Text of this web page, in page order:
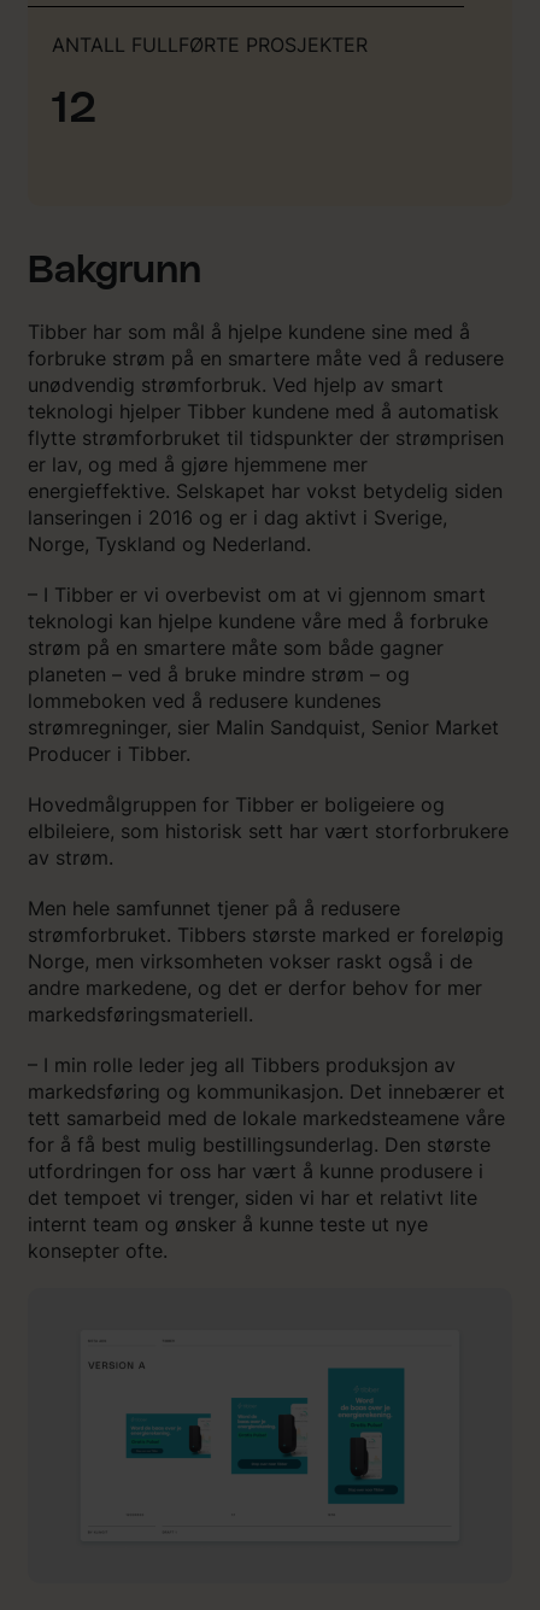
ANTALL FULLFØRTE PROSJEKTER
12
Bakgrunn
Tibber har som mål å hjelpe kundene sine med å
forbruke strøm på en smartere måte ved å redusere
unødvendig strømforbruk. Ved hjelp av smart
teknologi hjelper Tibber kundene med å automatisk
flytte strømforbruket til tidspunkter der strømprisen
er lav, og med å gjøre hjemmene mer
energieffektive. Selskapet har vokst betydelig siden
lanseringen i 2016 og er i dag aktivt i Sverige,
Norge, Tyskland og Nederland.
– I Tibber er vi overbevist om at vi gjennom smart
teknologi kan hjelpe kundene våre med å forbruke
strøm på en smartere måte som både gagner
planeten – ved å bruke mindre strøm – og
lommeboken ved å redusere kundenes
strømregninger, sier Malin Sandquist, Senior Market
Producer i Tibber.
Hovedmålgruppen for Tibber er boligeiere og
elbileiere, som historisk sett har vært storforbrukere
av strøm.
Men hele samfunnet tjener på å redusere
strømforbruket. Tibbers største marked er foreløpig
Norge, men virksomheten vokser raskt også i de
andre markedene, og det er derfor behov for mer
markedsføringsmateriell.
– I min rolle leder jeg all Tibbers produksjon av
markedsføring og kommunikasjon. Det innebærer et
tett samarbeid med de lokale markedsteamene våre
for å få best mulig bestillingsunderlag. Den største
utfordringen for oss har vært å kunne produsere i
det tempoet vi trenger, siden vi har et relativt lite
internt team og ønsker å kunne teste ut nye
konsepter ofte.